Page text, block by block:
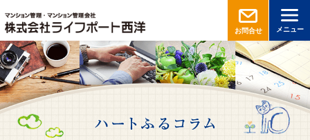
お問合せ メニュー